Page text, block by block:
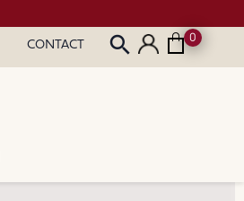
CONTACT search 0